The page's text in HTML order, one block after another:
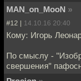
MAN_on_MooN »
#12 | 14.10.16 20:40
Кому: Игорь
По смыслу -
свершения"